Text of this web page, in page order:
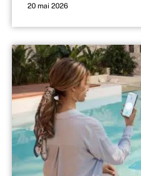
20 mai 2026